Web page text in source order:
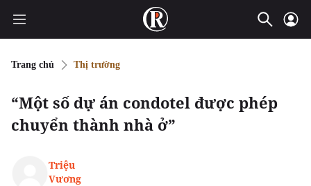
Trang chủ Thị trường
“Một số dự án condotel được phép
chuyển thành nhà ở”
Triệu
Vương